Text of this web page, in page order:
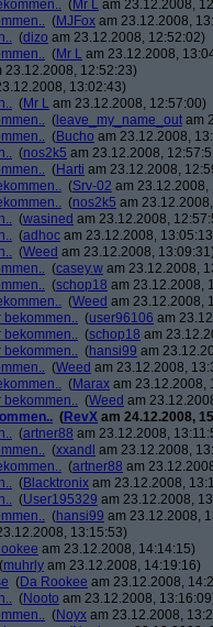
(Mr L am 23.12.2008,
(MJFox am 23.12.2008,
(dizo am 23.12.2008, 12:52:02)
(Mr L am 23.12.2008,
23.12.2008, 12:52:23)
13:02:43)
(Mr L am 23.12.2008, 12:57:00)
( leave_my_name_out am
(Bucho am 23.12.2008,
(nos2k5 am 23.12.2008,
(Harti am 23.12.2008,
(Srv-02 am 23.12.2008,
(nos2k5 am
(wasined am 23.12.2008,
(adhoc am 23.12.2008,
(Weed am 23.12.2008,
(casey.w am 23.12.2008,
(schop18 am 23.12.2008,
(Weed am 23.12.2008,
bekommen.. (user96106 am
bekommen.. (schop18 am
bekommen.. (hansi99 am
(Weed am 23.12.2008,
(Marax am 23.12.2008,
bekommen.. (Weed am
(RevX am 24.12.2008,
(artner88 am 23.12.2008,
(xxandl am 23.12.2008,
(artner88 am
(Blacktronix am 23.12.2008,
(User195329 am 23.12.2008,
(hansi99 am 23.12.2008,
13:15:53)
am 23.12.2008, 14:14:15)
(muhrly am 23.12.2008, 14:19:16)
(Da Rookee am 23.12.2008,
(Nooto am 23.12.2008,
(Noyx am 23.12.2008,